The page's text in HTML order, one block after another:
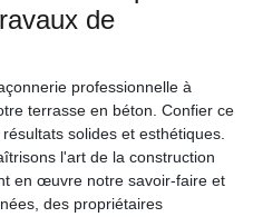
de
professionnelle à
terrasse en béton. Confier ce
solides et esthétiques.
l'art de la construction
en œuvre notre savoir-faire et
des propriétaires